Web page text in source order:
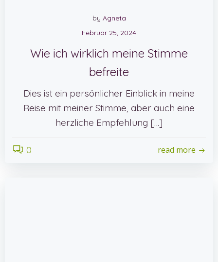
by Agneta
Februar 25, 2024
Wie ich wirklich meine Stimme
befreite
Dies ist ein persönlicher Einblick in meine
Reise mit meiner Stimme, aber auch eine
herzliche Empfehlung […]
0 read more